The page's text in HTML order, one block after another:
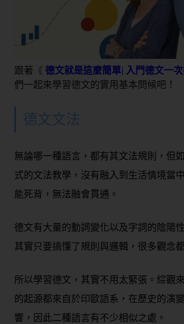
跟著 《 德文就是這麼簡單| 入門德文一
們一起來學習德文的實用基本問候吧！
德文文法
無論哪一種語言，都有其文法規則，但
式的文法教學，沒有融入到生活情境當
能死背，無法融會貫通。
德文有大量的動詞變化以及字詞的陰陽
其實只要搞懂了規則與邏輯，很多觀念
所以學習德文，其實不用太緊張。綜觀
的起源都來自於印歐語系，在歷史的演
響，因此二種語言有不少相似之處。